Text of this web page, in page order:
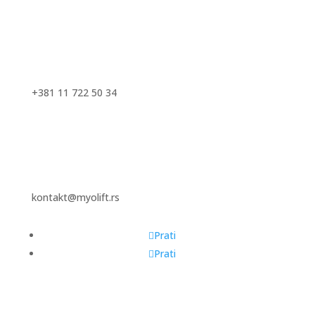
+381 11 722 50 34
kontakt@myolift.rs
Prati
Prati